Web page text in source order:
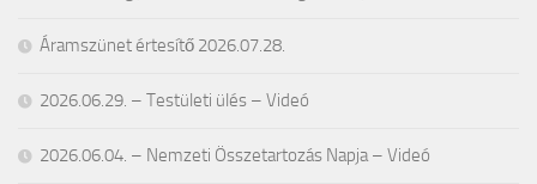
Áramszünet értesítő 2026.07.28.
2026.06.29. – Testületi ülés – Videó
2026.06.04. – Nemzeti Összetartozás Napja – Videó